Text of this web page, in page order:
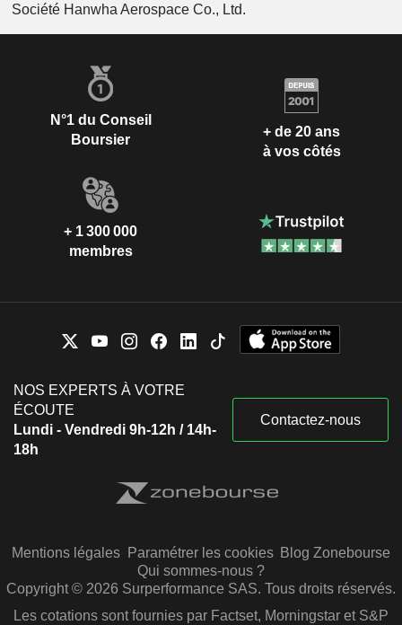
Société Hanwha Aerospace Co., Ltd.
N°1 du Conseil
Boursier
+ de 20 ans
à vos côtés
+ 1 300 000
membres
NOS EXPERTS À VOTRE
ÉCOUTE
Lundi - Vendredi 9h-12h / 14h-
18h
Contactez-nous
Mentions légales Paramétrer les cookies Blog Zonebourse
Qui sommes-nous ?
Copyright © 2026 Surperformance SAS. Tous droits réservés.
Les cotations sont fournies par Factset, Morningstar et S&P